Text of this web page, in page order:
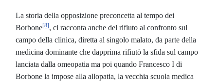
La storia della opposizione preconcetta al tempo dei
Borbone[8], ci racconta anche del rifiuto al confronto sul
campo della clinica, diretta al singolo malato, da parte della
medicina dominante che dapprima rifiutò la sfida sul campo
lanciata dalla omeopatia ma poi quando Francesco I di
Borbone la impose alla allopatia, la vecchia scuola medica